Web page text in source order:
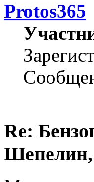
Protos365
Re:
Шепелин,